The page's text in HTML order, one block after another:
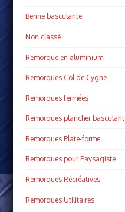
Benne basculante
Non classé
Remorque en aluminium
Remorques Col de Cygne
Remorques fermées
Remorques plancher basculant
Remorques Plate­-forme
Remorques pour Paysagiste
Remorques Récréatives
Remorques Utilitaires